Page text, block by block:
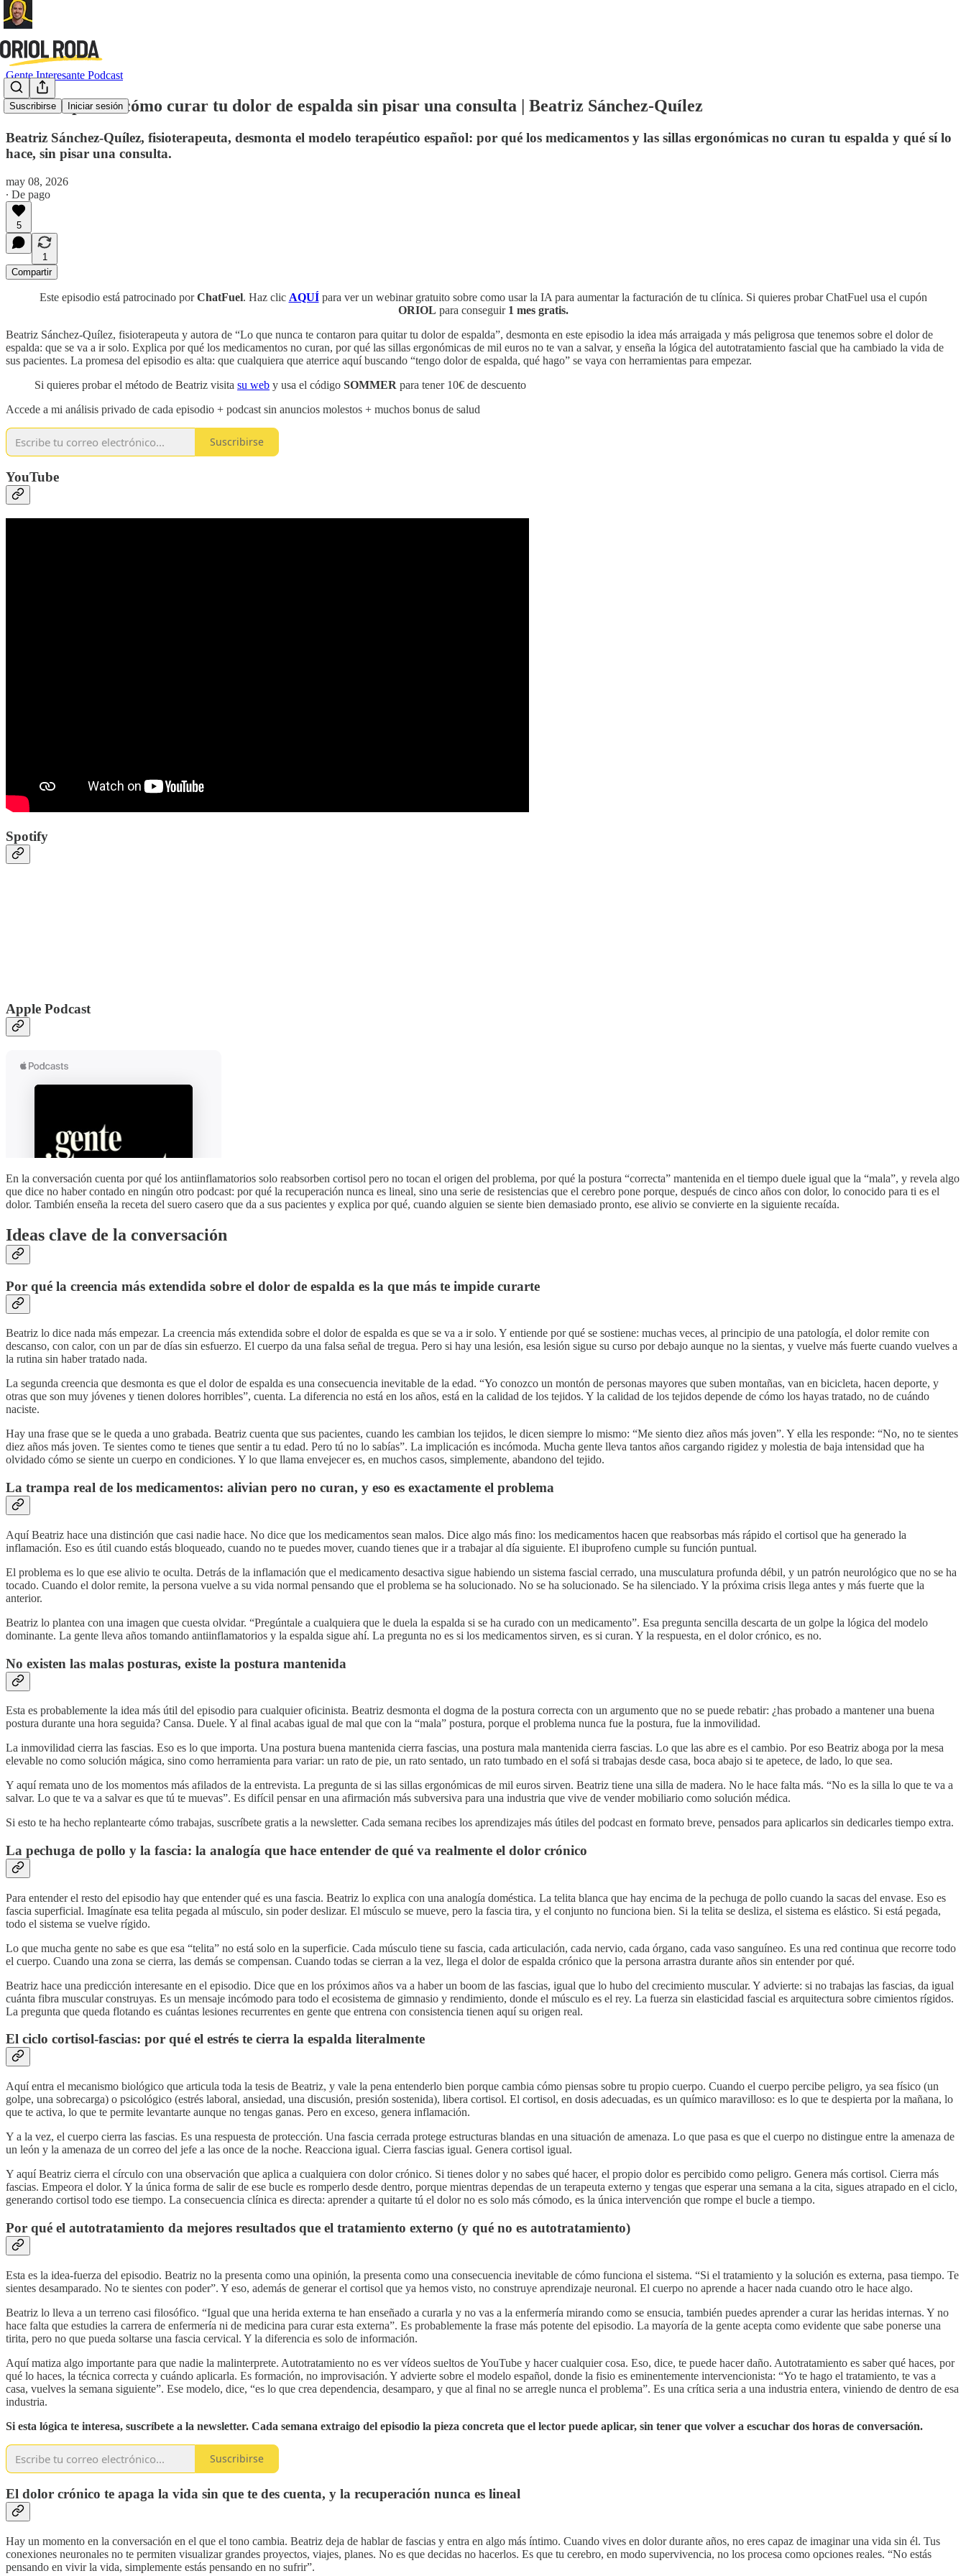
Suscribirse Iniciar sesión
Gente Interesante Podcast
Fisioterapeuta: cómo curar tu dolor de espalda sin pisar una consulta | Beatriz Sánchez-Quílez
Beatriz Sánchez-Quílez, fisioterapeuta, desmonta el modelo terapéutico español: por qué los medicamentos y las sillas ergonómicas no curan tu espalda y qué sí lo
hace, sin pisar una consulta.
may 08, 2026
∙ De pago
5
1
Compartir
Este episodio está patrocinado porChatFuel. Haz clic AQUÍ para ver un webinar gratuito sobre como usar la IA para aumentar la facturación de tu clínica. Si quieres probar ChatFuel usa el cupón
ORIOL para conseguir 1 mes gratis.
Beatriz Sánchez-Quílez, fisioterapeuta y autora de “Lo que nunca te contaron para quitar tu dolor de espalda”, desmonta en este episodio la idea más arraigada y más peligrosa que tenemos sobre el dolor de
espalda: que se va a ir solo. Explica por qué los medicamentos no curan, por qué las sillas ergonómicas de mil euros no te van a salvar, y enseña la lógica del autotratamiento fascial que ha cambiado la vida de
sus pacientes. La promesa del episodio es alta: que cualquiera que aterrice aquí buscando “tengo dolor de espalda, qué hago” se vaya con herramientas para empezar.
Si quieres probar el método de Beatriz visita su web y usa el código SOMMER para tener 10€ de descuento
Accede a mi análisis privado de cada episodio + podcast sin anuncios molestos + muchos bonus de salud
Suscribirse
YouTube
Spotify
Apple Podcast
En la conversación cuenta por qué los antiinflamatorios solo reabsorben cortisol pero no tocan el origen del problema, por qué la postura “correcta” mantenida en el tiempo duele igual que la “mala”, y revela algo
que dice no haber contado en ningún otro podcast: por qué la recuperación nunca es lineal, sino una serie de resistencias que el cerebro pone porque, después de cinco años con dolor, lo conocido para ti es el
dolor. También enseña la receta del suero casero que da a sus pacientes y explica por qué, cuando alguien se siente bien demasiado pronto, ese alivio se convierte en la siguiente recaída.
Ideas clave de la conversación
Por qué la creencia más extendida sobre el dolor de espalda es la que más te impide curarte
Beatriz lo dice nada más empezar. La creencia más extendida sobre el dolor de espalda es que se va a ir solo. Y entiende por qué se sostiene: muchas veces, al principio de una patología, el dolor remite con
descanso, con calor, con un par de días sin esfuerzo. El cuerpo da una falsa señal de tregua. Pero si hay una lesión, esa lesión sigue su curso por debajo aunque no la sientas, y vuelve más fuerte cuando vuelves a
la rutina sin haber tratado nada.
La segunda creencia que desmonta es que el dolor de espalda es una consecuencia inevitable de la edad. “Yo conozco un montón de personas mayores que suben montañas, van en bicicleta, hacen deporte, y
otras que son muy jóvenes y tienen dolores horribles”, cuenta. La diferencia no está en los años, está en la calidad de los tejidos. Y la calidad de los tejidos depende de cómo los hayas tratado, no de cuándo
naciste.
Hay una frase que se le queda a uno grabada. Beatriz cuenta que sus pacientes, cuando les cambian los tejidos, le dicen siempre lo mismo: “Me siento diez años más joven”. Y ella les responde: “No, no te sientes
diez años más joven. Te sientes como te tienes que sentir a tu edad. Pero tú no lo sabías”. La implicación es incómoda. Mucha gente lleva tantos años cargando rigidez y molestia de baja intensidad que ha
olvidado cómo se siente un cuerpo en condiciones. Y lo que llama envejecer es, en muchos casos, simplemente, abandono del tejido.
La trampa real de los medicamentos: alivian pero no curan, y eso es exactamente el problema
Aquí Beatriz hace una distinción que casi nadie hace. No dice que los medicamentos sean malos. Dice algo más fino: los medicamentos hacen que reabsorbas más rápido el cortisol que ha generado la
inflamación. Eso es útil cuando estás bloqueado, cuando no te puedes mover, cuando tienes que ir a trabajar al día siguiente. El ibuprofeno cumple su función puntual.
El problema es lo que ese alivio te oculta. Detrás de la inflamación que el medicamento desactiva sigue habiendo un sistema fascial cerrado, una musculatura profunda débil, y un patrón neurológico que no se ha
tocado. Cuando el dolor remite, la persona vuelve a su vida normal pensando que el problema se ha solucionado. No se ha solucionado. Se ha silenciado. Y la próxima crisis llega antes y más fuerte que la
anterior.
Beatriz lo plantea con una imagen que cuesta olvidar. “Pregúntale a cualquiera que le duela la espalda si se ha curado con un medicamento”. Esa pregunta sencilla descarta de un golpe la lógica del modelo
dominante. La gente lleva años tomando antiinflamatorios y la espalda sigue ahí. La pregunta no es si los medicamentos sirven, es si curan. Y la respuesta, en el dolor crónico, es no.
No existen las malas posturas, existe la postura mantenida
Esta es probablemente la idea más útil del episodio para cualquier oficinista. Beatriz desmonta el dogma de la postura correcta con un argumento que no se puede rebatir: ¿has probado a mantener una buena
postura durante una hora seguida? Cansa. Duele. Y al final acabas igual de mal que con la “mala” postura, porque el problema nunca fue la postura, fue la inmovilidad.
La inmovilidad cierra las fascias. Eso es lo que importa. Una postura buena mantenida cierra fascias, una postura mala mantenida cierra fascias. Lo que las abre es el cambio. Por eso Beatriz aboga por la mesa
elevable no como solución mágica, sino como herramienta para variar: un rato de pie, un rato sentado, un rato tumbado en el sofá si trabajas desde casa, boca abajo si te apetece, de lado, lo que sea.
Y aquí remata uno de los momentos más afilados de la entrevista. La pregunta de si las sillas ergonómicas de mil euros sirven. Beatriz tiene una silla de madera. No le hace falta más. “No es la silla lo que te va a
salvar. Lo que te va a salvar es que tú te muevas”. Es difícil pensar en una afirmación más subversiva para una industria que vive de vender mobiliario como solución médica.
Si esto te ha hecho replantearte cómo trabajas, suscríbete gratis a la newsletter. Cada semana recibes los aprendizajes más útiles del podcast en formato breve, pensados para aplicarlos sin dedicarles tiempo extra.
La pechuga de pollo y la fascia: la analogía que hace entender de qué va realmente el dolor crónico
Para entender el resto del episodio hay que entender qué es una fascia. Beatriz lo explica con una analogía doméstica. La telita blanca que hay encima de la pechuga de pollo cuando la sacas del envase. Eso es
fascia superficial. Imagínate esa telita pegada al músculo, sin poder deslizar. El músculo se mueve, pero la fascia tira, y el conjunto no funciona bien. Si la telita se desliza, el sistema es elástico. Si está pegada,
todo el sistema se vuelve rígido.
Lo que mucha gente no sabe es que esa “telita” no está solo en la superficie. Cada músculo tiene su fascia, cada articulación, cada nervio, cada órgano, cada vaso sanguíneo. Es una red continua que recorre todo
el cuerpo. Cuando una zona se cierra, las demás se compensan. Cuando todas se cierran a la vez, llega el dolor de espalda crónico que la persona arrastra durante años sin entender por qué.
Beatriz hace una predicción interesante en el episodio. Dice que en los próximos años va a haber un boom de las fascias, igual que lo hubo del crecimiento muscular. Y advierte: si no trabajas las fascias, da igual
cuánta fibra muscular construyas. Es un mensaje incómodo para todo el ecosistema de gimnasio y rendimiento, donde el músculo es el rey. La fuerza sin elasticidad fascial es arquitectura sobre cimientos rígidos.
La pregunta que queda flotando es cuántas lesiones recurrentes en gente que entrena con consistencia tienen aquí su origen real.
El ciclo cortisol-fascias: por qué el estrés te cierra la espalda literalmente
Aquí entra el mecanismo biológico que articula toda la tesis de Beatriz, y vale la pena entenderlo bien porque cambia cómo piensas sobre tu propio cuerpo. Cuando el cuerpo percibe peligro, ya sea físico (un
golpe, una sobrecarga) o psicológico (estrés laboral, ansiedad, una discusión, presión sostenida), libera cortisol. El cortisol, en dosis adecuadas, es un químico maravilloso: es lo que te despierta por la mañana, lo
que te activa, lo que te permite levantarte aunque no tengas ganas. Pero en exceso, genera inflamación.
Y a la vez, el cuerpo cierra las fascias. Es una respuesta de protección. Una fascia cerrada protege estructuras blandas en una situación de amenaza. Lo que pasa es que el cuerpo no distingue entre la amenaza de
un león y la amenaza de un correo del jefe a las once de la noche. Reacciona igual. Cierra fascias igual. Genera cortisol igual.
Y aquí Beatriz cierra el círculo con una observación que aplica a cualquiera con dolor crónico. Si tienes dolor y no sabes qué hacer, el propio dolor es percibido como peligro. Genera más cortisol. Cierra más
fascias. Empeora el dolor. Y la única forma de salir de ese bucle es romperlo desde dentro, porque mientras dependas de un terapeuta externo y tengas que esperar una semana a la cita, sigues atrapado en el ciclo,
generando cortisol todo ese tiempo. La consecuencia clínica es directa: aprender a quitarte tú el dolor no es solo más cómodo, es la única intervención que rompe el bucle a tiempo.
Por qué el autotratamiento da mejores resultados que el tratamiento externo (y qué no es autotratamiento)
Esta es la idea-fuerza del episodio. Beatriz no la presenta como una opinión, la presenta como una consecuencia inevitable de cómo funciona el sistema. “Si el tratamiento y la solución es externa, pasa tiempo. Te
sientes desamparado. No te sientes con poder”. Y eso, además de generar el cortisol que ya hemos visto, no construye aprendizaje neuronal. El cuerpo no aprende a hacer nada cuando otro le hace algo.
Beatriz lo lleva a un terreno casi filosófico. “Igual que una herida externa te han enseñado a curarla y no vas a la enfermería mirando como se ensucia, también puedes aprender a curar las heridas internas. Y no
hace falta que estudies la carrera de enfermería ni de medicina para curar esta externa”. Es probablemente la frase más potente del episodio. La mayoría de la gente acepta como evidente que sabe ponerse una
tirita, pero no que pueda soltarse una fascia cervical. Y la diferencia es solo de información.
Aquí matiza algo importante para que nadie la malinterprete. Autotratamiento no es ver vídeos sueltos de YouTube y hacer cualquier cosa. Eso, dice, te puede hacer daño. Autotratamiento es saber qué haces, por
qué lo haces, la técnica correcta y cuándo aplicarla. Es formación, no improvisación. Y advierte sobre el modelo español, donde la fisio es eminentemente intervencionista: “Yo te hago el tratamiento, te vas a
casa, vuelves la semana siguiente”. Ese modelo, dice, “es lo que crea dependencia, desamparo, y que al final no se arregle nunca el problema”. Es una crítica seria a una industria entera, viniendo de dentro de esa
industria.
Si esta lógica te interesa, suscríbete a la newsletter. Cada semana extraigo del episodio la pieza concreta que el lector puede aplicar, sin tener que volver a escuchar dos horas de conversación.
Suscribirse
El dolor crónico te apaga la vida sin que te des cuenta, y la recuperación nunca es lineal
Hay un momento en la conversación en el que el tono cambia. Beatriz deja de hablar de fascias y entra en algo más íntimo. Cuando vives en dolor durante años, no eres capaz de imaginar una vida sin él. Tus
conexiones neuronales no te permiten visualizar grandes proyectos, viajes, planes. No es que decidas no hacerlos. Es que tu cerebro, en modo supervivencia, no los procesa como opciones reales. “No estás
pensando en vivir la vida, simplemente estás pensando en no sufrir”.